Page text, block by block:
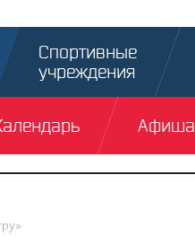
Спортивные
учреждения
Афиша